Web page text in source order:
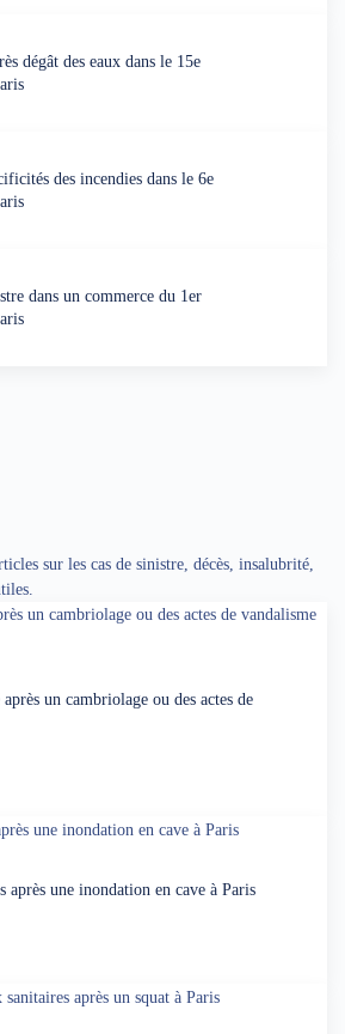
dégât des eaux dans le 15e
des incendies dans le 6e
dans un commerce du 1er
sur les cas de sinistre, décès, insalubrité,
un cambriolage ou des actes de
après une inondation en cave à Paris